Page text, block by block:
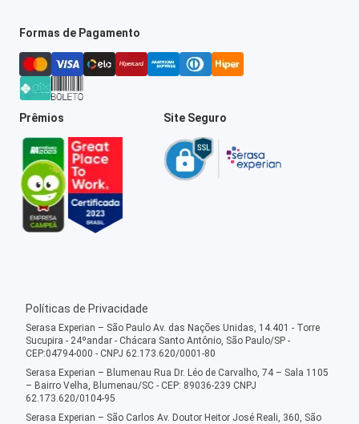
Formas de Pagamento
Prêmios Site Seguro
Políticas de Privacidade
Serasa Experian – São Paulo Av. das Nações Unidas, 14.401 - Torre
Sucupira - 24ºandar - Chácara Santo Antônio, São Paulo/SP -
CEP:04794-000 - CNPJ 62.173.620/0001-80
Serasa Experian – Blumenau Rua Dr. Léo de Carvalho, 74 – Sala 1105
– Bairro Velha, Blumenau/SC - CEP: 89036-239 CNPJ
62.173.620/0104-95
Serasa Experian – São Carlos Av. Doutor Heitor José Reali, 360, São